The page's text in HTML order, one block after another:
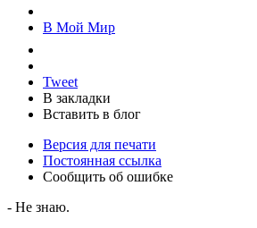
В Мой Мир
Tweet
В закладки
Вставить в блог
Версия для печати
Постоянная ссылка
Сообщить об ошибке
- Не знаю.